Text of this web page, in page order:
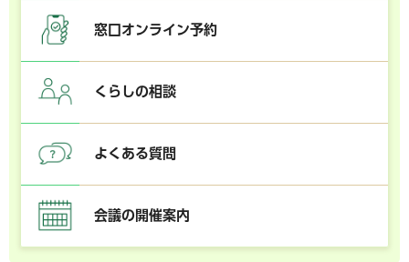
窓口オンライン予約
くらしの相談
よくある質問
会議の開催案内